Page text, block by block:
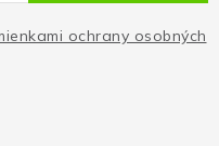
ochrany osobných